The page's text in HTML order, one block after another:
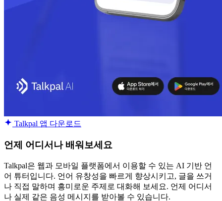
Talkpal 앱 다운로드
언제 어디서나 배워보세요
Talkpal은 웹과 모바일 플랫폼에서 이용할 수 있는 AI 기반 언
어 튜터입니다. 언어 유창성을 빠르게 향상시키고, 글을 쓰거
나 직접 말하며 흥미로운 주제로 대화해 보세요. 언제 어디서
나 실제 같은 음성 메시지를 받아볼 수 있습니다.